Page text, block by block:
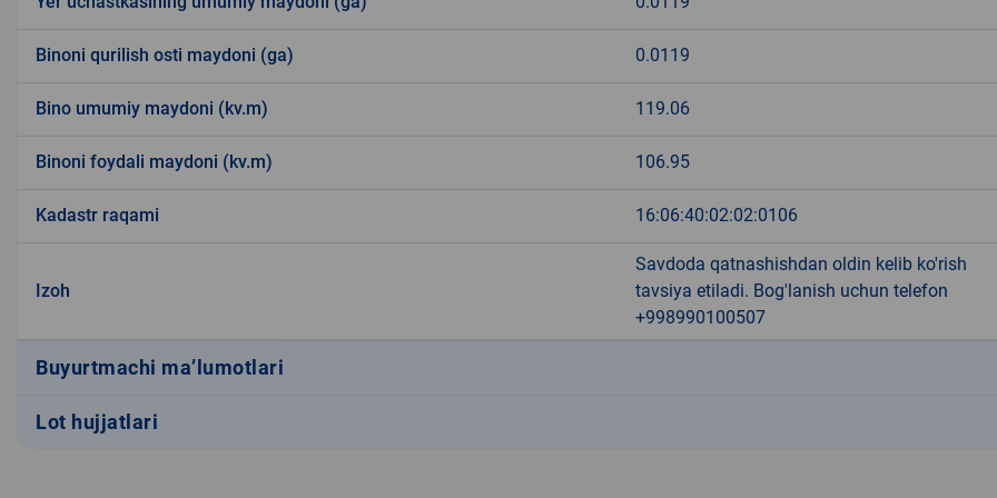
Binoni qurilish osti maydoni (ga) 0.0119
Bino umumiy maydoni (kv.m) 119.06
Binoni foydali maydoni (kv.m) 106.95
Kadastr raqami 16:06:40:02:02:0106
Izoh
Savdoda qatnashishdan oldin kelib ko'rish
tavsiya etiladi. Bog'lanish uchun telefon
+998990100507
Buyurtmachi ma’lumotlari
Lot hujjatlari